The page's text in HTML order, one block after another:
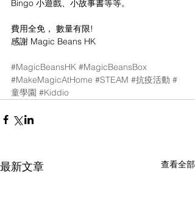
Bingo 小遊戲、小故事書等等。
費用全免， 數量有限!
感謝 Magic Beans HK
#MagicBeansHK #MagicBeansBox
#MakeMagicAtHome #STEAM #抗疫活動 #
童學園 #Kiddio
最新文章 查看全部